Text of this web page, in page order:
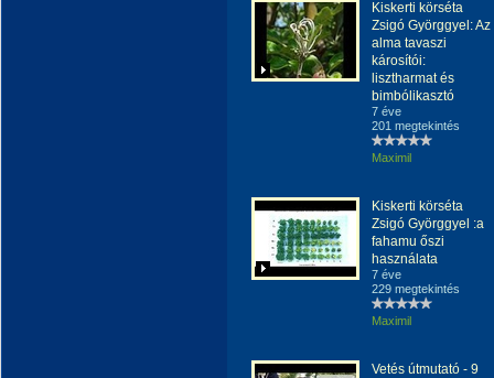
Kiskerti körséta
Zsigó Györggyel: Az
alma tavaszi
károsítói:
lisztharmat és
bimbólikasztó
7 éve
201 megtekintés
Maximil
Kiskerti körséta
Zsigó Györggyel :a
fahamu őszi
használata
7 éve
229 megtekintés
Maximil
Vetés útmutató - 9